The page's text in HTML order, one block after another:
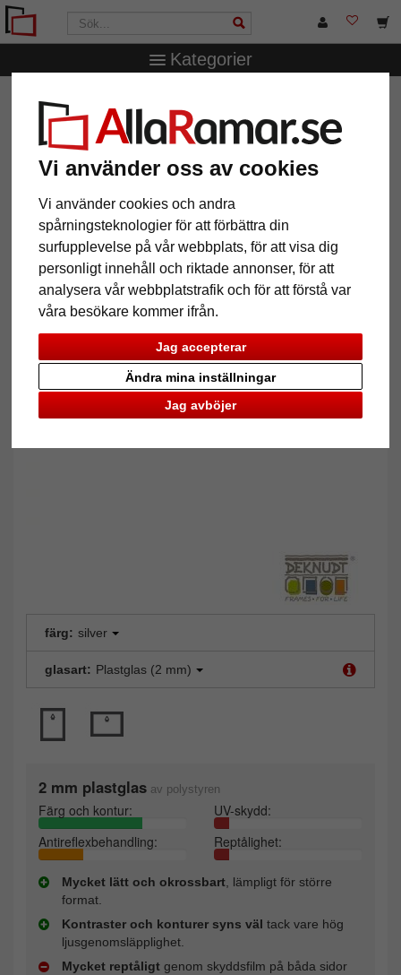
Vi använder oss av cookies
Vi använder cookies och andra
spårningsteknologier för att förbättra din
surfupplevelse på vår webbplats, för att visa dig
personligt innehåll och riktade annonser, för att
analysera vår webbplatstrafik och för att förstå var
våra besökare kommer ifrån.
Jag accepterar
Jag avböjer
Ändra mina inställningar
Kategorier
AllaRamar.se
collageram för 10 bilder
Yasmine collageram för 10 bilder
färg: silver
glasart: Plastglas (2 mm)
2 mm plastglas av polystyren
Färg och kontur:
UV-skydd:
Antireflexbehandling:
Reptålighet:
Mycket lätt och okrossbart , lämpligt för större
format.
Kontraster och konturer syns väl tack vare hög
ljusgenomsläpplighet.
Mycket reptåligt genom skyddsfilm på båda sidor